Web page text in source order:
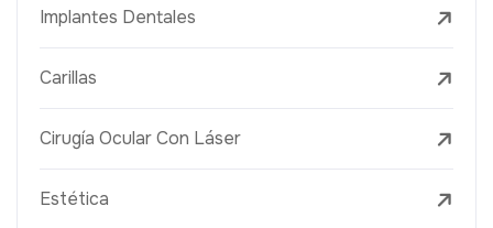
Implantes Dentales
Carillas
Cirugía Ocular Con Láser
Estética